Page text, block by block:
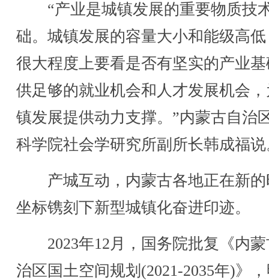
“产业是城镇发展的重要物质技
础。城镇发展的容量大小和能级高
很大程度上要看是否有坚实的产业
供足够的就业机会和人才发展机会
镇发展提供动力支撑。”内蒙古自治
科学院社会学研究所副所长韩成福
产城互动，内蒙古各地正在新的
坐标镌刻下新型城镇化奋进印迹。
2023年12月，国务院批复《内蒙
治区国土空间规划(2021-2035年)》